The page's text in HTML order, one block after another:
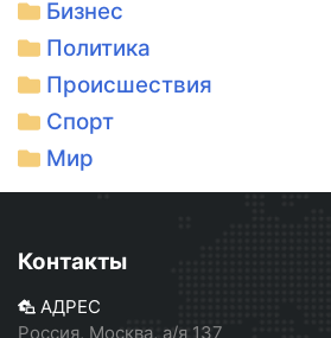
Бизнес
Политика
Происшествия
Спорт
Мир
Контакты
АДРЕС
Россия, Москва, а/я 137